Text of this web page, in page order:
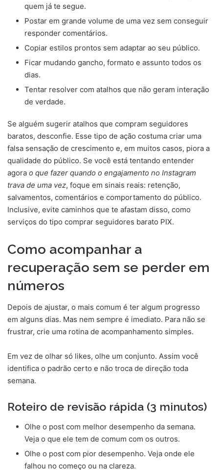
quem já te segue.
Postar em grande volume de uma vez sem conseguir
responder comentários.
Copiar estilos prontos sem adaptar ao seu público.
Ficar mudando gancho, formato e assunto todos os
dias.
Tentar resolver com atalhos que não geram interação
de verdade.
Se alguém sugerir atalhos que compram seguidores
baratos, desconfie. Esse tipo de ação costuma criar uma
falsa sensação de crescimento e, em muitos casos, piora a
qualidade do público. Se você está tentando entender
agora o que fazer quando o engajamento no Instagram
trava de uma vez, foque em sinais reais: retenção,
salvamentos, comentários e comportamento do público.
Inclusive, evite caminhos que te afastam disso, como
serviços do tipo comprar seguidores barato PIX.
Como acompanhar a
recuperação sem se perder em
números
Depois de ajustar, o mais comum é ter algum progresso
em alguns dias. Mas nem sempre é imediato. Para não se
frustrar, crie uma rotina de acompanhamento simples.
Em vez de olhar só likes, olhe um conjunto. Assim você
identifica o padrão certo e não troca de direção toda
semana.
Roteiro de revisão rápida (3 minutos)
Olhe o post com melhor desempenho da semana.
Veja o que ele tem de comum com os outros.
Olhe o post com pior desempenho. Veja onde ele
falhou no começo ou na clareza.